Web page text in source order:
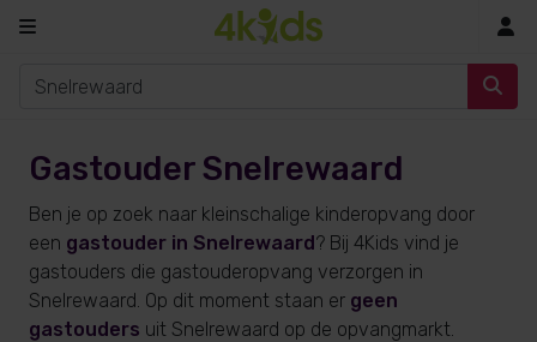
Gastouder Snelrewaard
Ben je op zoek naar kleinschalige kinderopvang door
een gastouder in Snelrewaard? Bij 4Kids vind je
gastouders die gastouderopvang verzorgen in
Snelrewaard. Op dit moment staan er geen
gastouders uit Snelrewaard op de opvangmarkt.